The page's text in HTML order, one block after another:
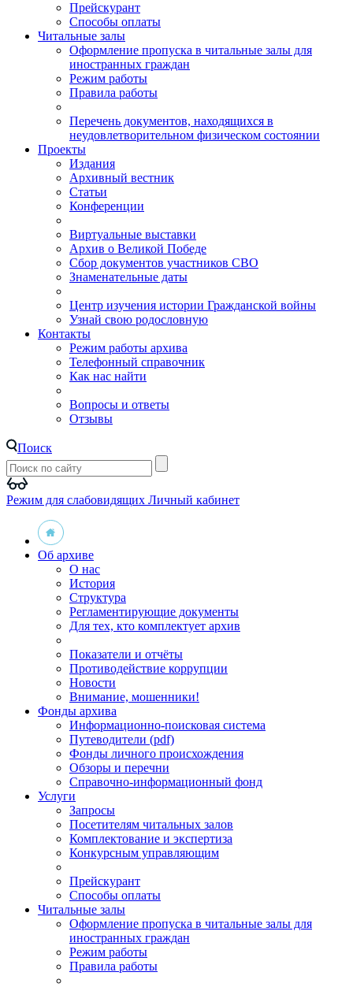
Прейскурант
Способы оплаты
Читальные залы
Оформление пропуска в читальные залы для
иностранных граждан
Режим работы
Правила работы
Перечень документов, находящихся в
неудовлетворительном физическом состоянии
Проекты
Издания
Архивный вестник
Статьи
Конференции
Виртуальные выставки
Архив о Великой Победе
Сбор документов участников СВО
Знаменательные даты
Центр изучения истории Гражданской войны
Узнай свою родословную
Контакты
Режим работы архива
Телефонный справочник
Как нас найти
Вопросы и ответы
Отзывы
Поиск
Режим для слабовидящих Личный кабинет
Об архиве
О нас
История
Структура
Регламентирующие документы
Для тех, кто комплектует архив
Показатели и отчёты
Противодействие коррупции
Новости
Внимание, мошенники!
Фонды архива
Информационно-поисковая система
Путеводители (pdf)
Фонды личного происхождения
Обзоры и перечни
Справочно-информационный фонд
Услуги
Запросы
Посетителям читальных залов
Комплектование и экспертиза
Конкурсным управляющим
Прейскурант
Способы оплаты
Читальные залы
Оформление пропуска в читальные залы для
иностранных граждан
Режим работы
Правила работы